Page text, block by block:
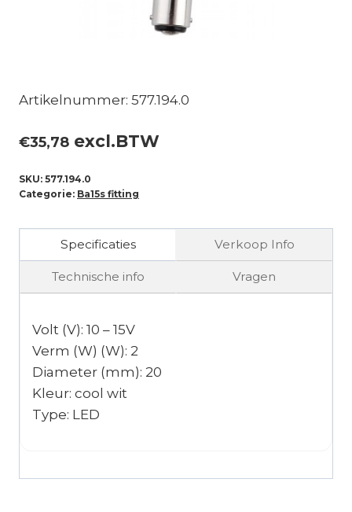
Artikelnummer: 577.194.0
€35,78 excl.BTW
SKU: 577.194.0
Categorie: Ba15s fitting
Specificaties Verkoop Info
Technische info Vragen
Volt (V): 10 – 15V
Verm (W) (W): 2
Diameter (mm): 20
Kleur: cool wit
Type: LED